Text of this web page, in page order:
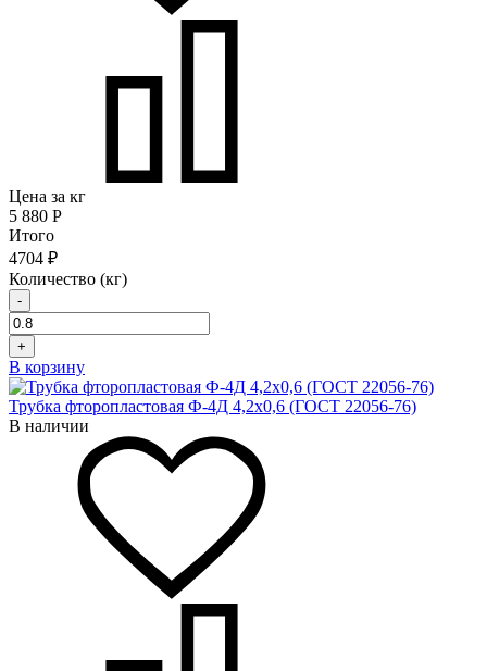
Цена за кг
5 880 Р
Итого
4704 ₽
Количество (кг)
-
+
В корзину
Трубка фторопластовая Ф-4Д 4,2х0,6 (ГОСТ 22056-76)
В наличии